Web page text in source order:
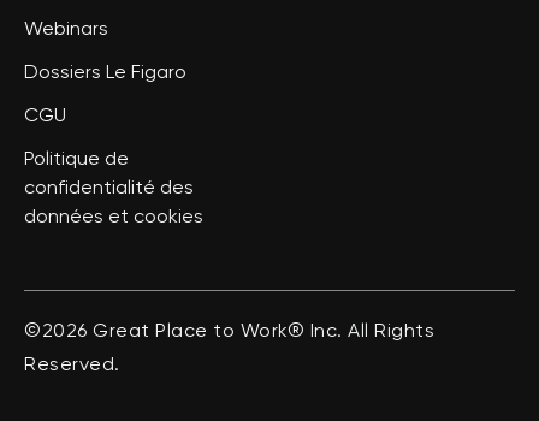
Webinars
Dossiers Le Figaro
CGU
Politique de
confidentialité des
données et cookies
©2026 Great Place to Work® Inc. All Rights
Reserved.